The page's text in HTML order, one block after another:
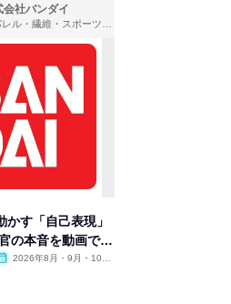
会社バンダイ
アパレル・繊維・スポーツメーカー、製造・メーカー、ゲーム制作・販売
かす「自己表現」
の本音を動画で公
2026年8月・9月・10